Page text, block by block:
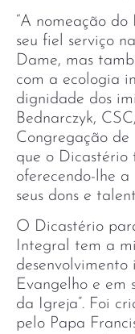
“A nomeação do
seu fiel serviço
Dame, mas
com a ecologia
dignidade dos
Bednarczyk,
Congregação de
que o Dicastério
oferecendo-lhe
seus dons e
O Dicastério
Integral tem a
Evangelho e em
da Igreja”. Foi
pelo Papa